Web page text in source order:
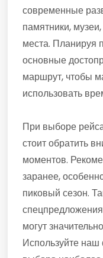
современные
памятники,
места. Планируя
основные
маршрут, чтобы
использовать
При выборе
стоит обратить
моментов.
заранее,
пиковый сезон.
могут
Используйте наш